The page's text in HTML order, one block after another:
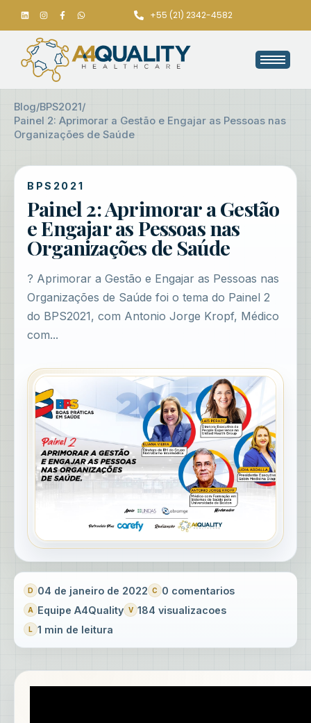
+55 (21) 2342-4582
Blog/BPS2021/
Painel 2: Aprimorar a Gestão e Engajar as Pessoas nas
Organizações de Saúde
BPS2021
Painel 2: Aprimorar a Gestão
e Engajar as Pessoas nas
Organizações de Saúde
? Aprimorar a Gestão e Engajar as Pessoas nas
Organizações de Saúde foi o tema do Painel 2
do BPS2021, com Antonio Jorge Kropf, Médico
com...
04 de janeiro de 2022
0 comentarios
Equipe A4Quality
184 visualizacoes
1 min de leitura